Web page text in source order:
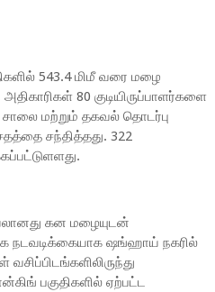
543.4 மிமீ வரை மழை
80 குடியிருப்பாளர்களை
மற்றும் தகவல் தொடர்பு
சந்தித்தது. 322
கன மழையுடன்
நடவடிக்கையாக ஷங்ஹாய் நகரில்
பகுதிகளில் ஏற்பட்ட